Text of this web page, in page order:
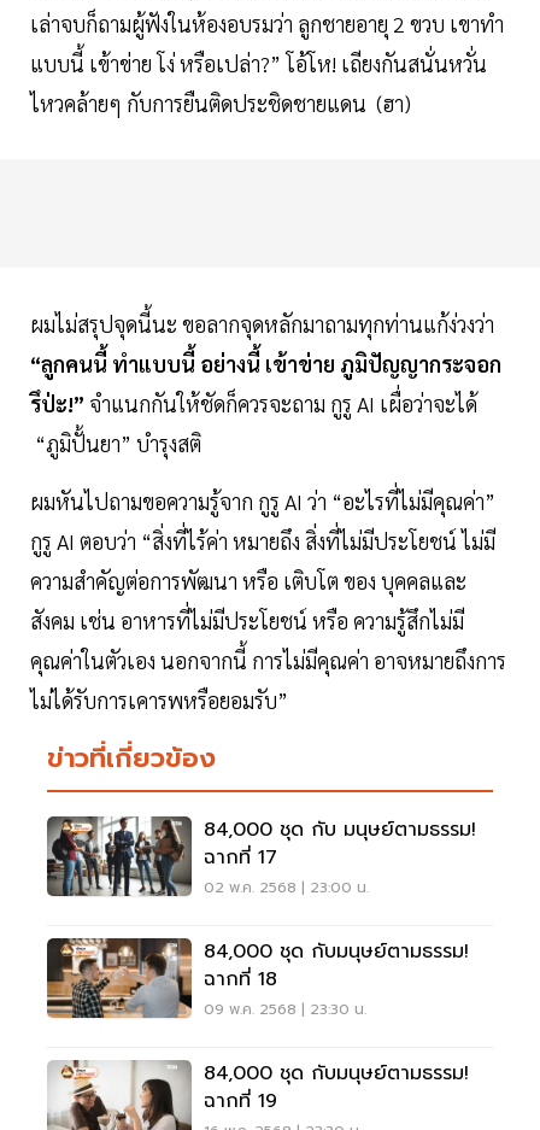
เล่าจบก็ถามผู้ฟังในห้องอบรมว่า ลูกชายอายุ 2 ขวบ เขาทำ
แบบนี้ เข้าข่าย โง่ หรือเปล่า?” โอ้โห! เถียงกันสนั่นหวั่น
ไหวคล้ายๆ กับการยืนติดประชิดชายแดน (ฮา)
ผมไม่สรุปจุดนี้นะ ขอลากจุดหลักมาถามทุกท่านแก้ง่วงว่า
“ลูกคนนี้ ทำแบบนี้ อย่างนี้ เข้าข่าย ภูมิปัญญากระจอก
รึป่ะ!” จำแนกกันให้ชัดก็ควรจะถาม กูรู AI เผื่อว่าจะได้
“ภูมิปั้นยา” บำรุงสติ
ผมหันไปถามขอความรู้จาก กูรู AI ว่า “อะไรที่ไม่มีคุณค่า”
กูรู AI ตอบว่า “สิ่งที่ไร้ค่า หมายถึง สิ่งที่ไม่มีประโยชน์ ไม่มี
ความสำคัญต่อการพัฒนา หรือ เติบโต ของ บุคคลและ
สังคม เช่น อาหารที่ไม่มีประโยชน์ หรือ ความรู้สึกไม่มี
คุณค่าในตัวเอง นอกจากนี้ การไม่มีคุณค่า อาจหมายถึงการ
ไม่ได้รับการเคารพหรือยอมรับ”
ข่าวที่เกี่ยวข้อง
84,000 ชุด กับ มนุษย์ตามธรรม!
ฉากที่ 17
02 พ.ค. 2568 | 23:00 น.
84,000 ชุด กับมนุษย์ตามธรรม!
ฉากที่ 18
09 พ.ค. 2568 | 23:30 น.
84,000 ชุด กับมนุษย์ตามธรรม!
ฉากที่ 19